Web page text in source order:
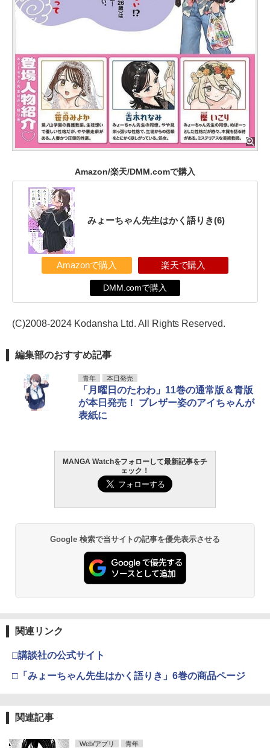
Amazon/楽天/DMM.comで購入
みょーちゃん先生はかく語りき(6)
Amazonで購入 楽天で購入
DMM.comで購入
(C)2008-2024 Kodansha Ltd. All Rights Reserved.
編集部のおすすめ記事
青年 本日発売
「月曜日のたわわ」11巻の通常版＆青版
が本日発売！ ブレザー姿のアイちゃんが
表紙に
MANGA Watchをフォローして最新記事をチ
ェック！
Google 検索で当サイトの記事を優先表示させる
関連リンク
□講談社の公式サイト
□「みょーちゃん先生はかく語りき」6巻の商品ページ
関連記事
Web/アプリ 青年